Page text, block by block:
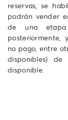
reservas, se
podrán vender
de una
posteriormente,
no pago, entre
disponibles)
disponible.